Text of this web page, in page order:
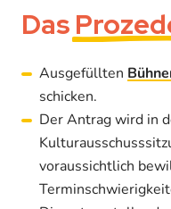
Das
Ausgefüllten
schicken.
Der Antrag wird in
voraussichtlich